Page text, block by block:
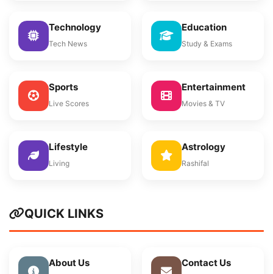
Technology
Tech News
Education
Study & Exams
Sports
Live Scores
Entertainment
Movies & TV
Lifestyle
Living
Astrology
Rashifal
QUICK LINKS
About Us Contact Us